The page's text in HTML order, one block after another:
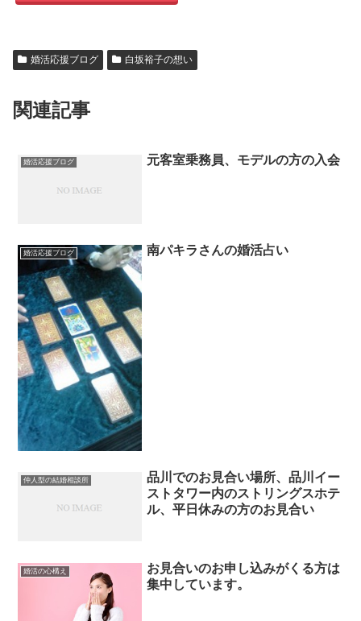
婚活応援ブログ 白坂裕子の想い
関連記事
婚活応援ブログ 元客室乗務員、モデルの方の入会
婚活応援ブログ 南パキラさんの婚活占い
仲人型の結婚相談所
品川でのお見合い場所、品川イー
ストタワー内のストリングスホテ
ル、平日休みの方のお見合い
婚活の心構え
お見合いのお申し込みがくる方は
集中しています。